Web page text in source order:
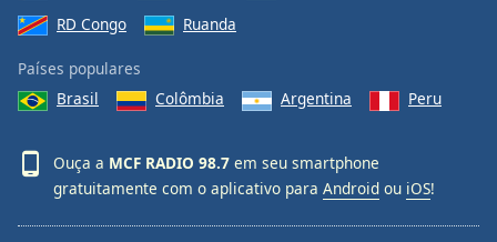
RD Congo
Ruanda
Países populares
Brasil
Colômbia Argentina Peru
Ouça a MCF RADIO 98.7 em seu smartphone
gratuitamente com o aplicativo para Android ou iOS!